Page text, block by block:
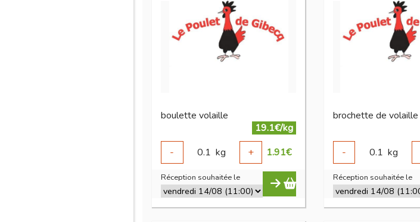
boulette volaille
19.1€/kg
-
0.1 kg + 1.91€
Réception souhaitée le
brochette de volaille
-
0.1 kg
Réception souhaitée le